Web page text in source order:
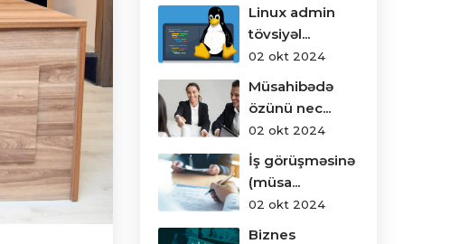
Linux admin
tövsiyəl...
02 okt 2024
Müsahibədə
özünü nec...
02 okt 2024
İş görüşməsinə
(müsa...
02 okt 2024
Biznes